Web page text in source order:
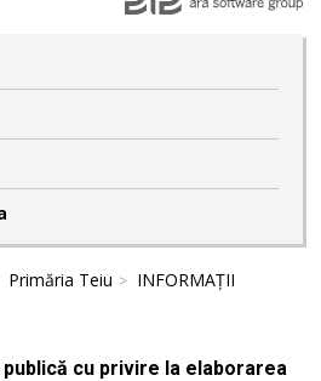
Primăria Teiu
INFORMAȚII
cu privire la elaborarea